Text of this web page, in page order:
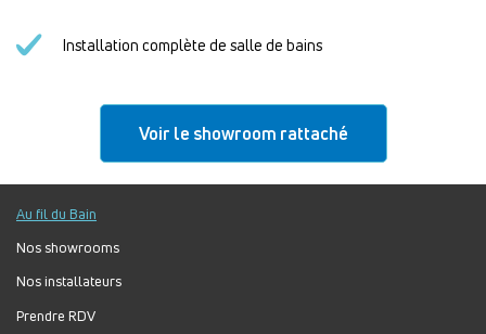
Installation complète de salle de bains
Voir le showroom rattaché
Au fil du Bain
Nos showrooms
Nos installateurs
Prendre RDV